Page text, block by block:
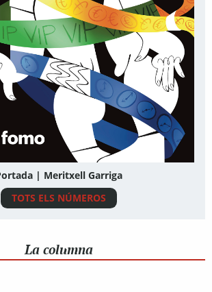
| Meritxell Garriga
TOTS ELS NÚMEROS
La columna